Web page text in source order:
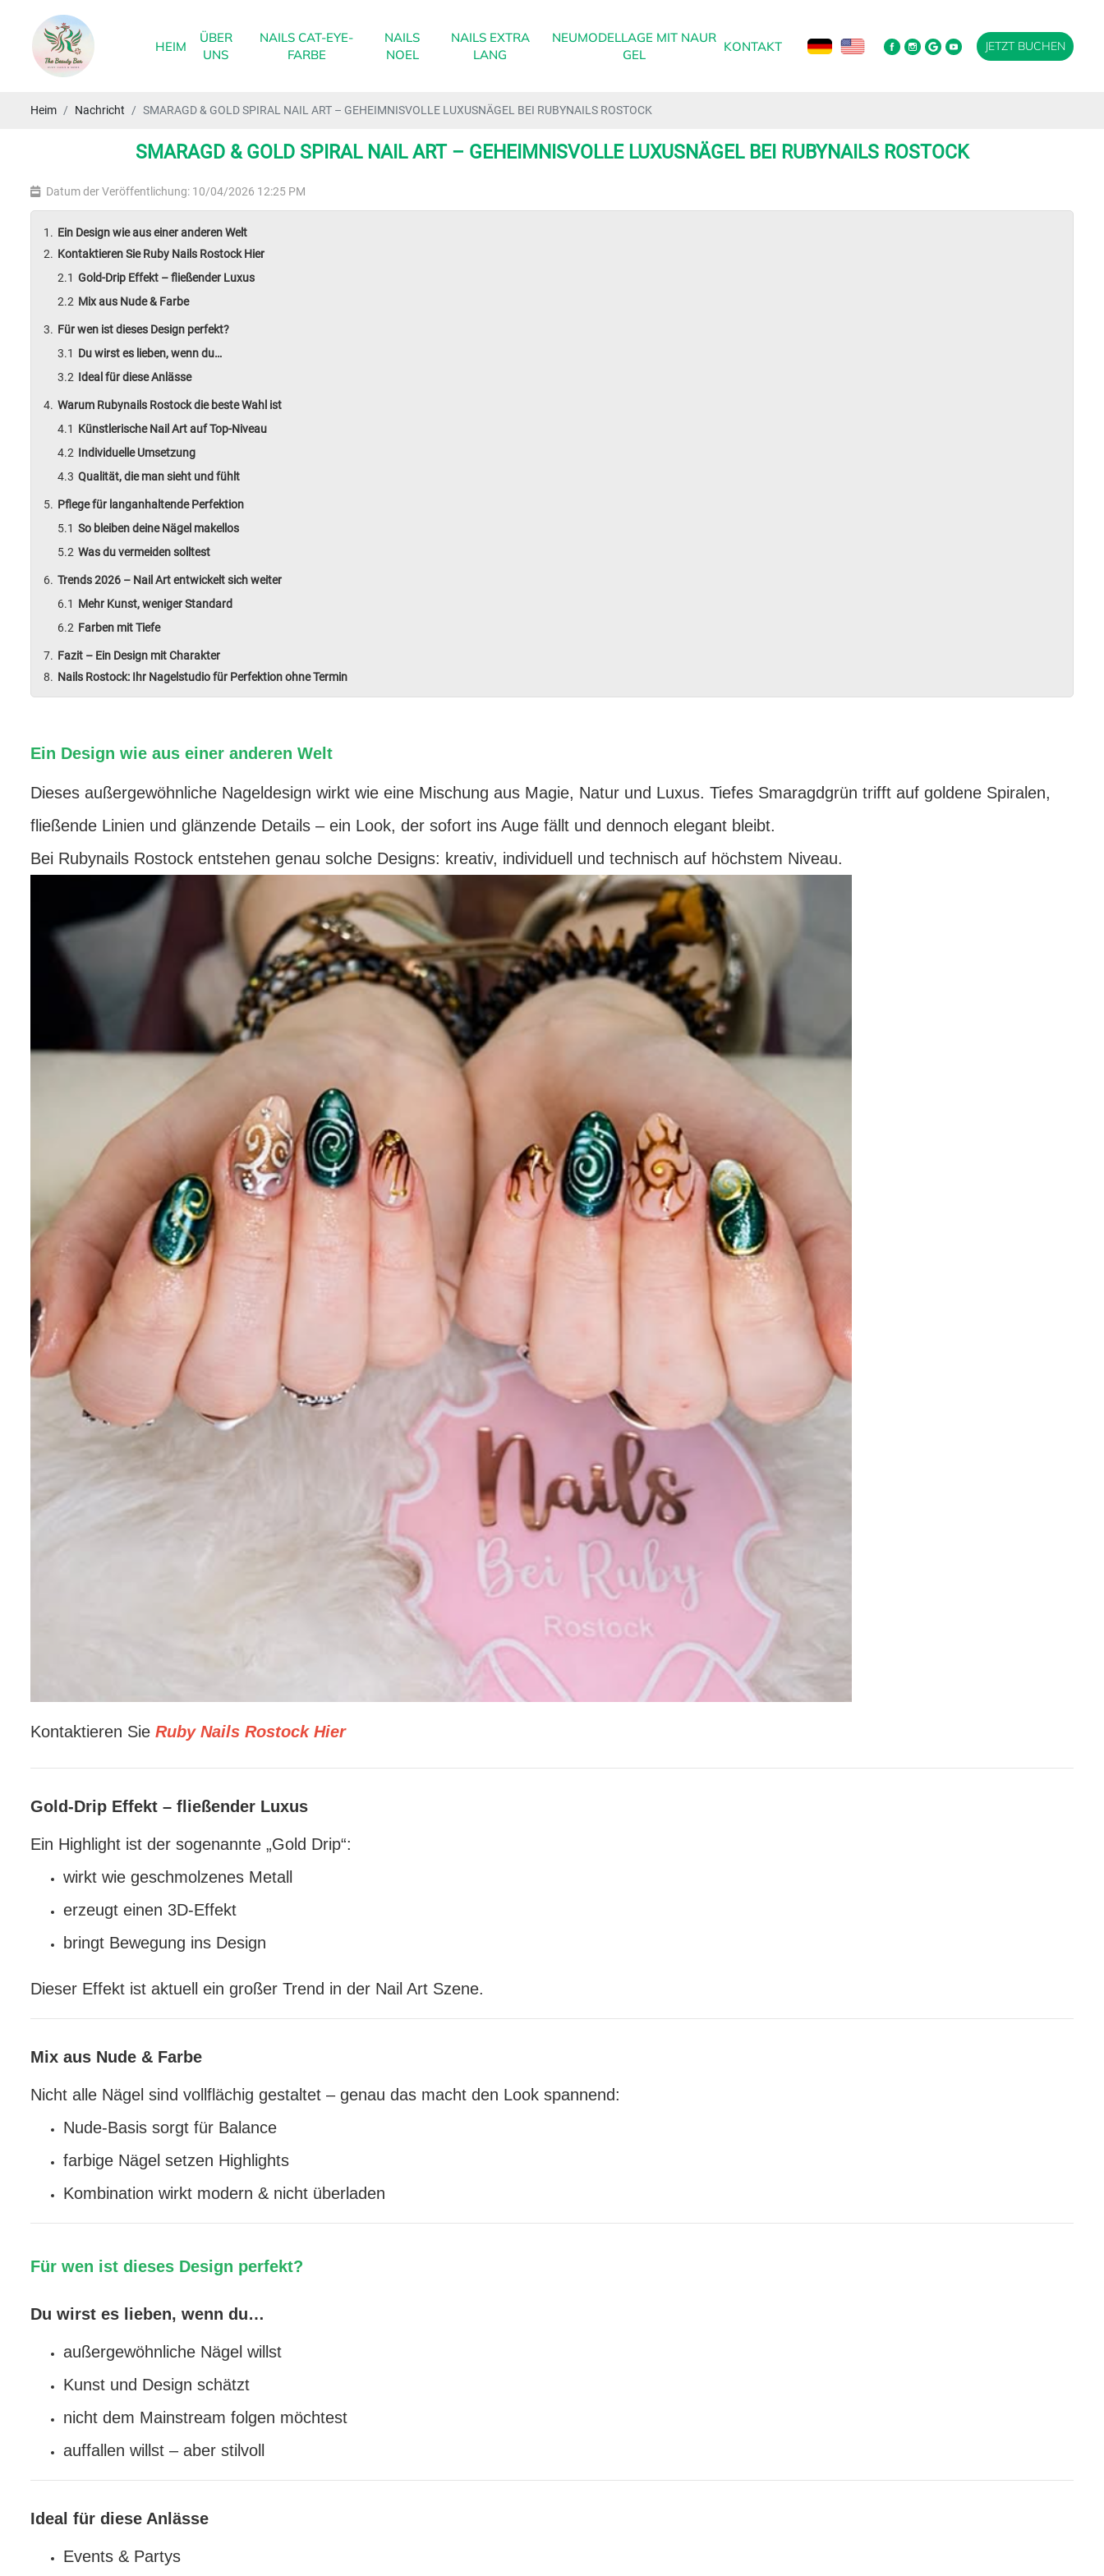
HEIM
ÜBER
UNS
NAILS CAT-EYE-
FARBE
NAILS
NOEL
NAILS EXTRA
LANG
NEUMODELLAGE MIT NAUR
GEL
KONTAKT JETZT BUCHEN
Heim Nachricht SMARAGD & GOLD SPIRAL NAIL ART – GEHEIMNISVOLLE LUXUSNÄGEL BEI RUBYNAILS ROSTOCK
SMARAGD & GOLD SPIRAL NAIL ART – GEHEIMNISVOLLE LUXUSNÄGEL BEI RUBYNAILS ROSTOCK
Datum der Veröffentlichung: 10/04/2026 12:25 PM
Ein Design wie aus einer anderen Welt
Kontaktieren Sie Ruby Nails Rostock Hier
Gold-Drip Effekt – fließender Luxus
Mix aus Nude & Farbe
Für wen ist dieses Design perfekt?
Du wirst es lieben, wenn du…
Ideal für diese Anlässe
Warum Rubynails Rostock die beste Wahl ist
Künstlerische Nail Art auf Top-Niveau
Individuelle Umsetzung
Qualität, die man sieht und fühlt
Pflege für langanhaltende Perfektion
So bleiben deine Nägel makellos
Was du vermeiden solltest
Trends 2026 – Nail Art entwickelt sich weiter
Mehr Kunst, weniger Standard
Farben mit Tiefe
Fazit – Ein Design mit Charakter
Nails Rostock: Ihr Nagelstudio für Perfektion ohne Termin
Ein Design wie aus einer anderen Welt
Dieses außergewöhnliche Nageldesign wirkt wie eine Mischung aus Magie, Natur und Luxus. Tiefes Smaragdgrün trifft auf goldene Spiralen,
fließende Linien und glänzende Details – ein Look, der sofort ins Auge fällt und dennoch elegant bleibt.
Bei Rubynails Rostock entstehen genau solche Designs: kreativ, individuell und technisch auf höchstem Niveau.
Kontaktieren Sie Ruby Nails Rostock Hier
Gold-Drip Effekt – fließender Luxus
Ein Highlight ist der sogenannte „Gold Drip“:
wirkt wie geschmolzenes Metall
erzeugt einen 3D-Effekt
bringt Bewegung ins Design
Dieser Effekt ist aktuell ein großer Trend in der Nail Art Szene.
Mix aus Nude & Farbe
Nicht alle Nägel sind vollflächig gestaltet – genau das macht den Look spannend:
Nude-Basis sorgt für Balance
farbige Nägel setzen Highlights
Kombination wirkt modern & nicht überladen
Für wen ist dieses Design perfekt?
Du wirst es lieben, wenn du…
außergewöhnliche Nägel willst
Kunst und Design schätzt
nicht dem Mainstream folgen möchtest
auffallen willst – aber stilvoll
Ideal für diese Anlässe
Events & Partys